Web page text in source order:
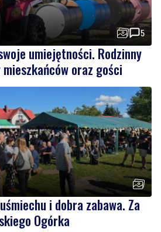
umiejętności. Rodzinny
oraz gości
i dobra zabawa. Za
Ogórka
niedziela, 9 sierpnia 2026
pieniądze od seniora. W